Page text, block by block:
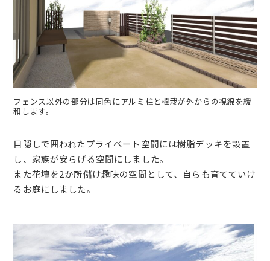
フェンス以外の部分は同色にアルミ柱と植栽が外からの視線を緩
和します。
目隠しで囲われたプライベート空間には樹脂デッキを設置
し、家族が安らげる空間にしました。
また花壇を2か所儲け趣味の空間として、自らも育てていけ
るお庭にしました。